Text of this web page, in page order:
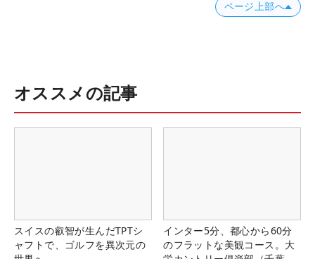
ページ上部へ
オススメの記事
スイスの叡智が生んだTPTシ
ャフトで、ゴルフを異次元の
インター5分、都心から60分
のフラットな美観コース。大